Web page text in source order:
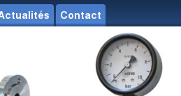
Contact